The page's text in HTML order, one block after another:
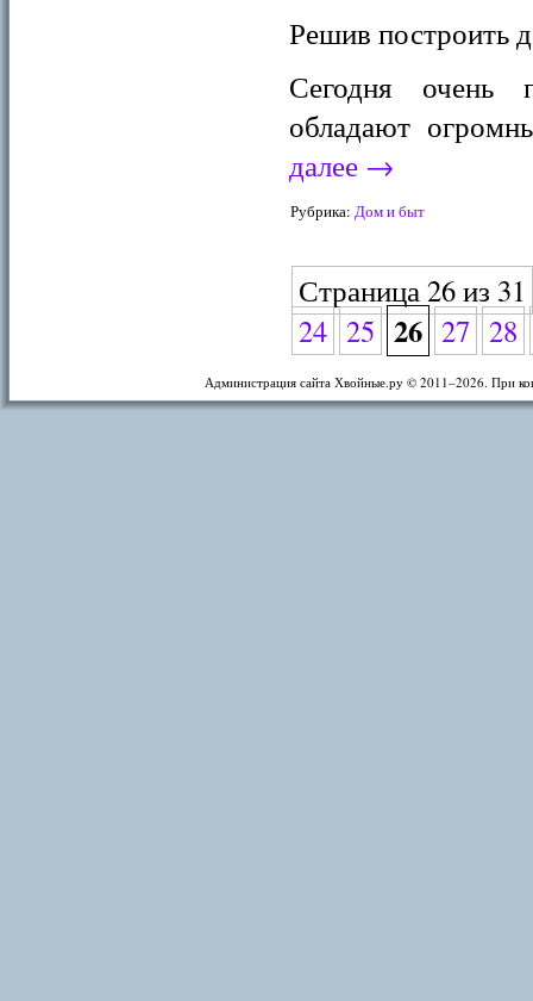
Решив построить
Сегодня очень
обладают
далее →
Рубрика: Дом и быт
Страница 26 из 31
24 25 26 27 28
Администрация сайта Хвойные.ру © 2011–2026. При